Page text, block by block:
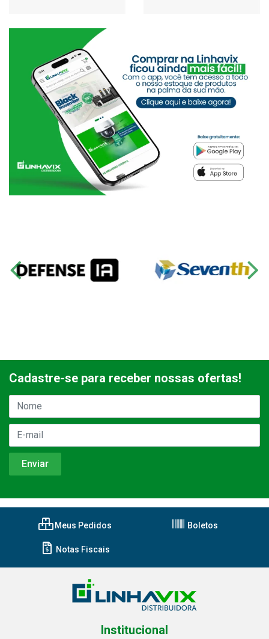
Cadastre-se para receber nossas ofertas!
Meus Pedidos Boletos
Notas Fiscais
Institucional